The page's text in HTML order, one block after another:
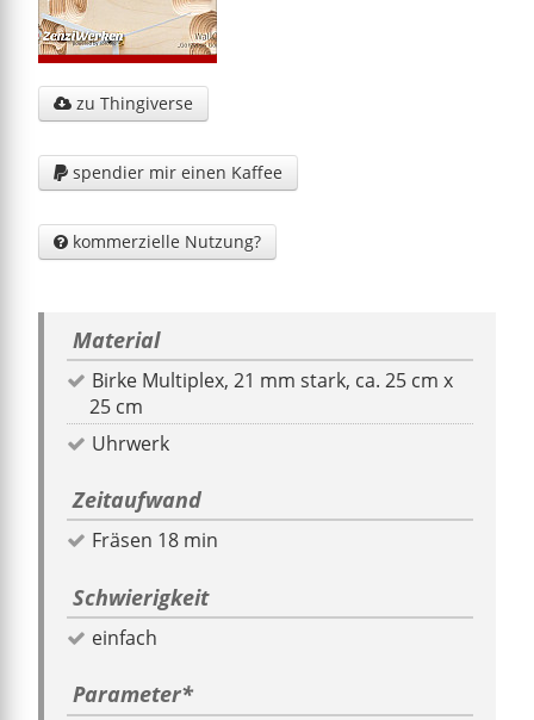
 zu Thingiverse
 spendier mir einen Kaffee
 kommerzielle Nutzung?
Material
Birke Multiplex, 21 mm stark, ca. 25 cm x
25 cm
Uhrwerk
Zeitaufwand
Fräsen 18 min
Schwierigkeit
einfach
Parameter*